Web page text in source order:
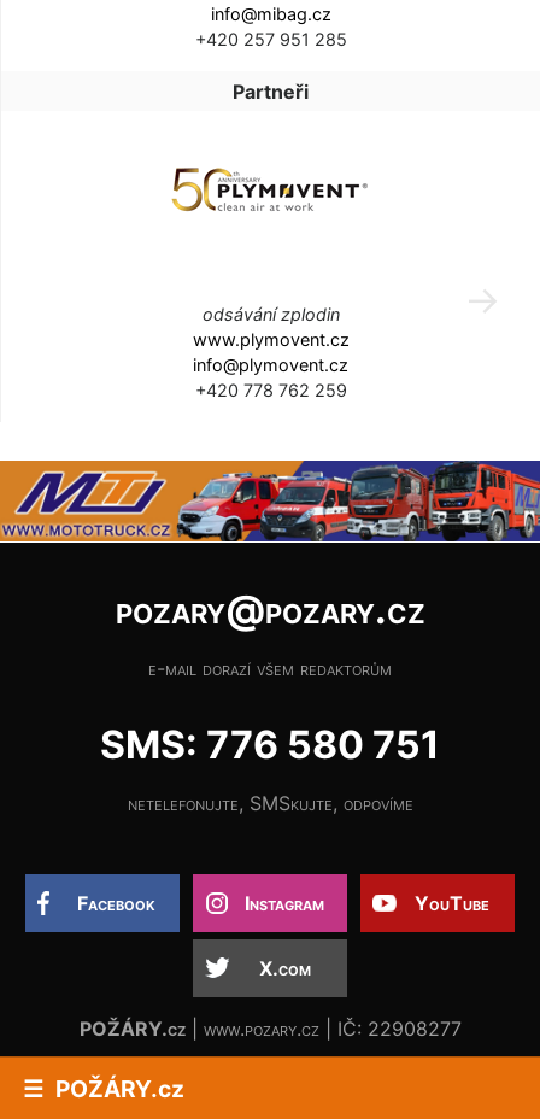
POŽÁRY.cz
info@mibag.cz
+420 257 951 285
Partneři
odsávání zplodin
www.plymovent.cz
info@plymovent.cz
+420 778 762 259
pozary@pozary.cz
e-mail dorazí všem redaktorům
SMS: 776 580 751
netelefonujte, SMSkujte, odpovíme
Facebook Instagram YouTube
X.com
POŽÁRY.cz| www.pozary.cz | IČ: 22908277